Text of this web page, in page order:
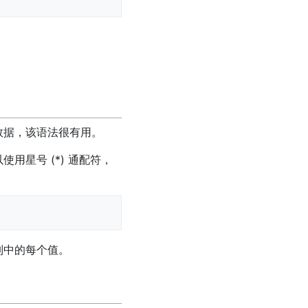
，该语法很有用。
用星号 (*) 通配符，
的每个值。